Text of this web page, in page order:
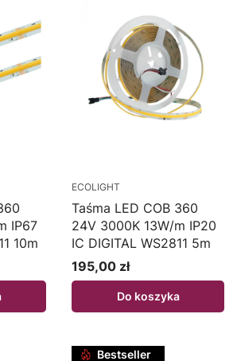
IP67
10m
ECOLIGHT
Taśma LED COB 360
24V 3000K 13W/m IP20
IC DIGITAL WS2811 5m
Cena
195,00 zł
Do koszyka
Bestseller